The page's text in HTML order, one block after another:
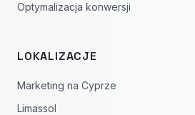
Optymalizacja konwersji
LOKALIZACJE
Marketing na Cyprze
Limassol